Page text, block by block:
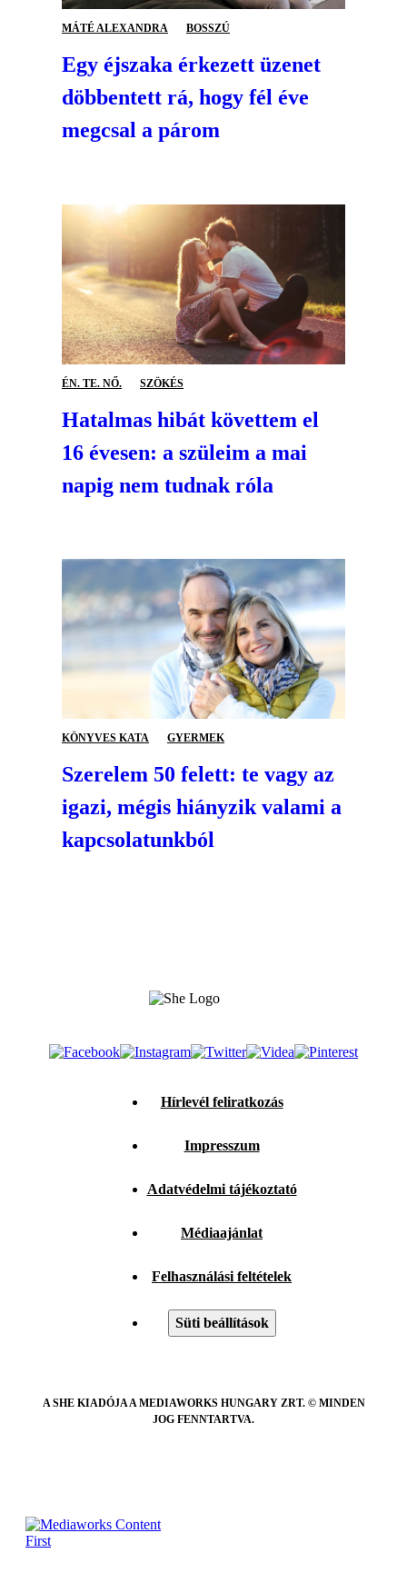
MÁTÉ ALEXANDRA BOSSZÚ
Egy éjszaka érkezett üzenet
döbbentett rá, hogy fél éve
megcsal a párom
ÉN. TE. NŐ. SZÖKÉS
Hatalmas hibát követtem el
16 évesen: a szüleim a mai
napig nem tudnak róla
KÖNYVES KATA GYERMEK
Szerelem 50 felett: te vagy az
igazi, mégis hiányzik valami a
kapcsolatunkból
Hírlevél feliratkozás
Impresszum
Adatvédelmi tájékoztató
Médiaajánlat
Felhasználási feltételek
Süti beállítások
A SHE KIADÓJA A MEDIAWORKS HUNGARY ZRT. © MINDEN
JOG FENNTARTVA.